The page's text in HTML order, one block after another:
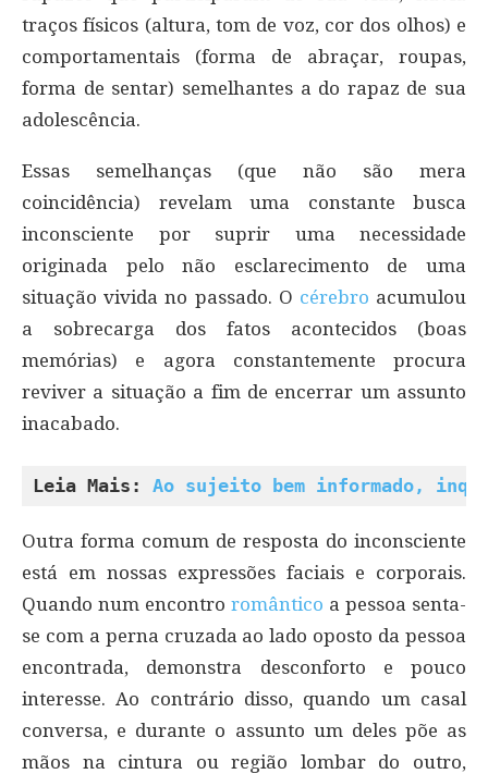
traços físicos (altura, tom de voz, cor dos olhos) e
comportamentais (forma de abraçar, roupas,
forma de sentar) semelhantes a do rapaz de sua
adolescência.
Essas semelhanças (que não são mera
coincidência) revelam uma constante busca
inconsciente por suprir uma necessidade
originada pelo não esclarecimento de uma
situação vivida no passado. O cérebro acumulou
a sobrecarga dos fatos acontecidos (boas
memórias) e agora constantemente procura
reviver a situação a fim de encerrar um assunto
inacabado.
Leia Mais: Ao sujeito bem informado,
Outra forma comum de resposta do inconsciente
está em nossas expressões faciais e corporais.
Quando num encontro romântico a pessoa senta-
se com a perna cruzada ao lado oposto da pessoa
encontrada, demonstra desconforto e pouco
interesse. Ao contrário disso, quando um casal
conversa, e durante o assunto um deles põe as
mãos na cintura ou região lombar do outro,